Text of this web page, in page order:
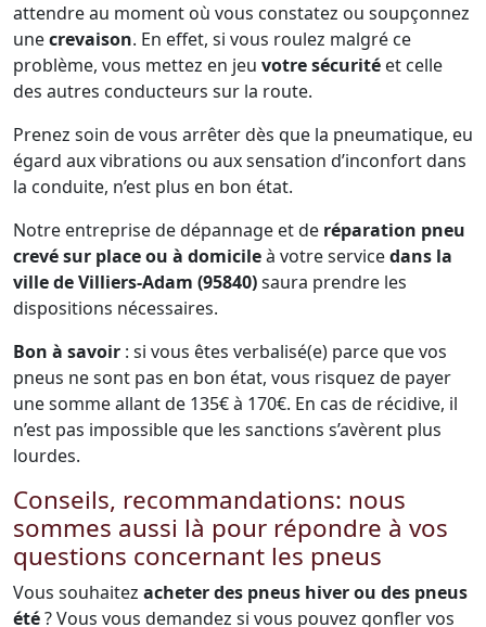
attendre au moment où vous constatez ou soupçonnez
unecrevaison. En effet, si vous roulez malgré ce
problème, vous mettez en jeu votre sécurité et celle
des autres conducteurs sur la route.
Prenez soin de vous arrêter dès que la pneumatique, eu
égard aux vibrations ou aux sensation d’inconfort dans
la conduite, n’est plus en bon état.
Notre entreprise de dépannage et de réparation pneu
crevé sur place ou à domicileà votre servicedans la
ville de Villiers-Adam (95840)saura prendre les
dispositions nécessaires.
Bon à savoir : si vous êtes verbalisé(e) parce que vos
pneus ne sont pas en bon état, vous risquez de payer
une somme allant de 135€ à 170€. En cas de récidive, il
n’est pas impossible que les sanctions s’avèrent plus
lourdes.
Conseils, recommandations: nous
sommes aussi là pour répondre à vos
questions concernant les pneus
Vous souhaitez acheter des pneus hiver ou des pneus
été? Vous vous demandez si vous pouvez gonfler vos